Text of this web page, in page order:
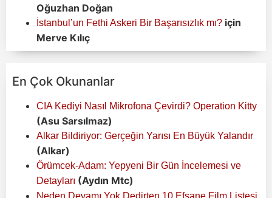
Oğuzhan Doğan
İstanbul’un Fethi Askeri Bir Başarısızlık mı? için
Merve Kılıç
En Çok Okunanlar
CIA Kediyi Nasıl Mikrofona Çevirdi? Operation Kitty
(Asu Sarsılmaz)
Alkar Bildiriyor: Gerçeğin Yarısı En Büyük Yalandır
(Alkar)
Örümcek-Adam: Yepyeni Bir Gün İncelemesi ve
Detayları (Aydın Mtc)
Neden Devamı Yok Dedirten 10 Efsane Film Listesi